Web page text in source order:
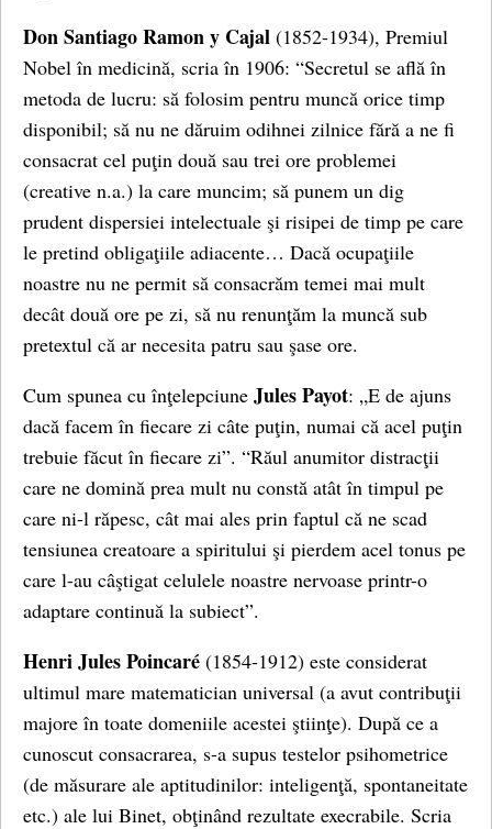
Don Santiago Ramon y Cajal (1852-1934), Premiul
Nobel în medicină, scria în 1906: “Secretul se află în
metoda de lucru: să folosim pentru muncă orice timp
disponibil; să nu ne dăruim odihnei zilnice fără a ne fi
consacrat cel puţin două sau trei ore problemei
(creative n.a.) la care muncim; să punem un dig
prudent dispersiei intelectuale şi risipei de timp pe care
le pretind obligaţiile adiacente… Dacă ocupaţiile
noastre nu ne permit să consacrăm temei mai mult
decât două ore pe zi, să nu renunţăm la muncă sub
pretextul că ar necesita patru sau şase ore.
Cum spunea cu înţelepciune Jules Payot: „E de ajuns
dacă facem în fiecare zi câte puţin, numai că acel puţin
trebuie făcut în fiecare zi”. “Răul anumitor distracţii
care ne domină prea mult nu constă atât în timpul pe
care ni-l răpesc, cât mai ales prin faptul că ne scad
tensiunea creatoare a spiritului şi pierdem acel tonus pe
care l-au câştigat celulele noastre nervoase printr-o
adaptare continuă la subiect”.
Henri Jules Poincaré (1854-1912) este considerat
ultimul mare matematician universal (a avut contribuţii
majore în toate domeniile acestei ştiinţe). După ce a
cunoscut consacrarea, s-a supus testelor psihometrice
(de măsurare ale aptitudinilor: inteligenţă, spontaneitate
etc.) ale lui Binet, obţinând rezultate execrabile. Scria